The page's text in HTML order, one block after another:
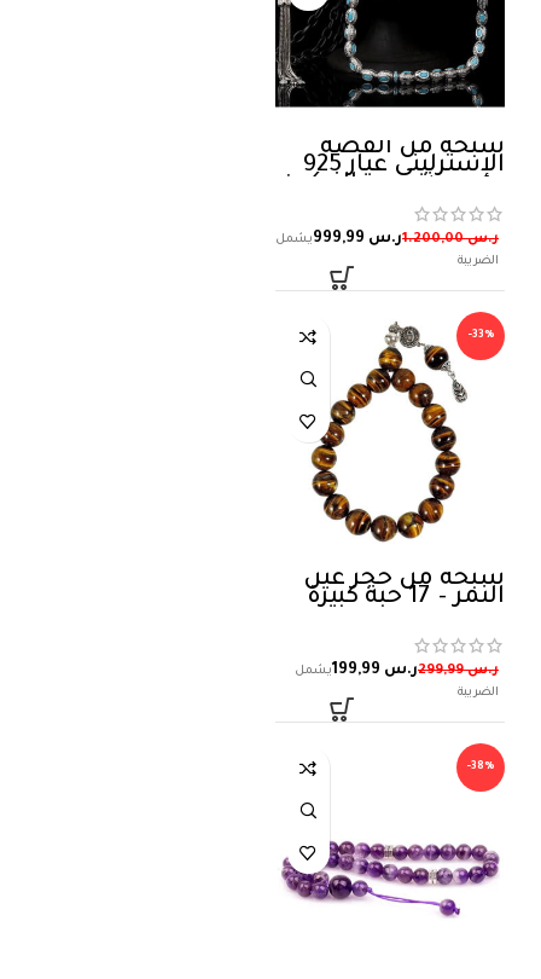
سبحة من الفضة
الإسترليني عيار 925
مرصعة بحجر الزركون
ومطرزة باللون
الفيروزي
ر.س1.200,00 ر.س
-33%
سبحة من حجر عين
النمر – 17 حبة كبيرة
ر.س299,99 ر.س
-38%